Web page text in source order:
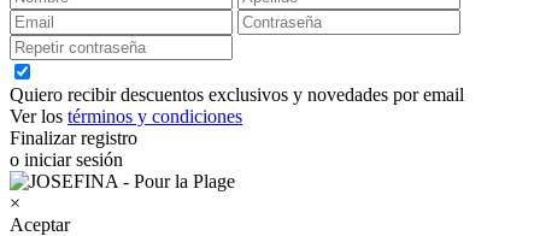
Quiero recibir descuentos exclusivos y novedades por email
Ver los términos y condiciones
Finalizar registro
o iniciar sesión
×
Aceptar